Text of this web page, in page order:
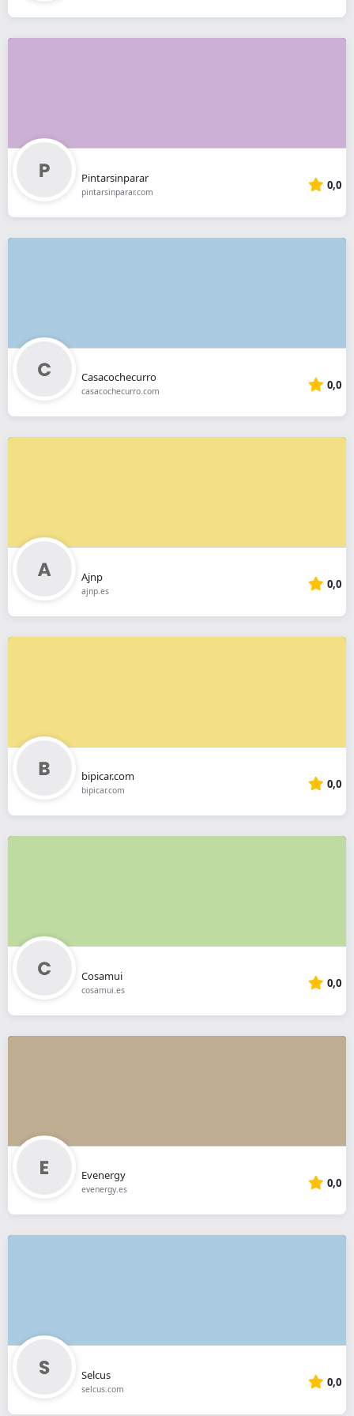
Pintarsinparar
pintarsinparar.com 0,0
Casacochecurro
casacochecurro.com 0,0
Ajnp
ajnp.es 0,0
bipicar.com
bipicar.com 0,0
Cosamui
cosamui.es 0,0
Evenergy
evenergy.es 0,0
Selcus
selcus.com 0,0